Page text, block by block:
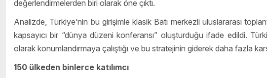
değerlendirmelerden biri olarak öne çıktı.
Analizde, Türkiye’nin bu girişimle klasik Batı merkezli uluslararası
kapsayıcı bir “dünya düzeni konferansı” oluşturduğu ifade edildi.
olarak konumlandırmaya çalıştığı ve bu stratejinin giderek daha fazla
150 ülkeden binlerce katılımcı